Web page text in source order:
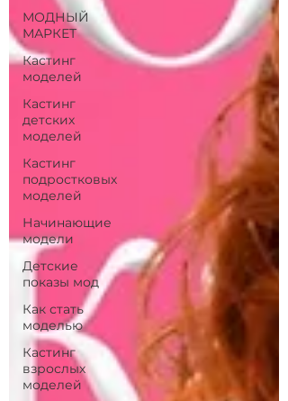
МОДНЫЙ
МАРКЕТ
Кастинг
моделей
Кастинг
детских
моделей
Кастинг
подростковых
моделей
Начинающие
модели
Детские
показы мод
Как стать
моделью
Кастинг
взрослых
моделей